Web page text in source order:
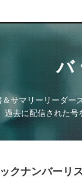
バ
＆サマリーリーダー
過去に配信された号
クナンバーリ